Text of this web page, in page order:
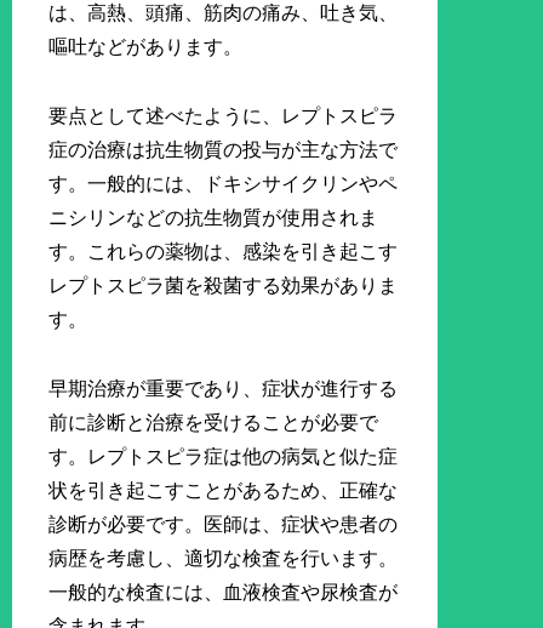
は、高熱、頭痛、筋肉の痛み、吐き気、
嘔吐などがあります。
要点として述べたように、レプトスピラ
症の治療は抗生物質の投与が主な方法で
す。一般的には、ドキシサイクリンやペ
ニシリンなどの抗生物質が使用されま
す。これらの薬物は、感染を引き起こす
レプトスピラ菌を殺菌する効果がありま
す。
早期治療が重要であり、症状が進行する
前に診断と治療を受けることが必要で
す。レプトスピラ症は他の病気と似た症
状を引き起こすことがあるため、正確な
診断が必要です。医師は、症状や患者の
病歴を考慮し、適切な検査を行います。
一般的な検査には、血液検査や尿検査が